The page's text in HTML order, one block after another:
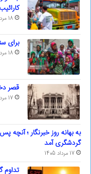
کارائیب
18 مرداد 1405
برای
18 مرداد 1405
قصر
17 مرداد 1405
به بهانه روز خبرنگار ؛ آنچه
گردشگری آمد
17 مرداد 1405
تداوم گرمای